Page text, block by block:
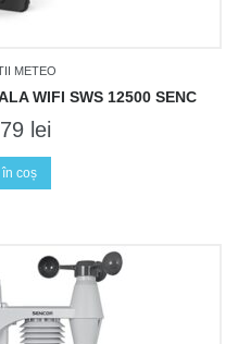
METEO
WIFI SWS 12500 SENC
lei
coș